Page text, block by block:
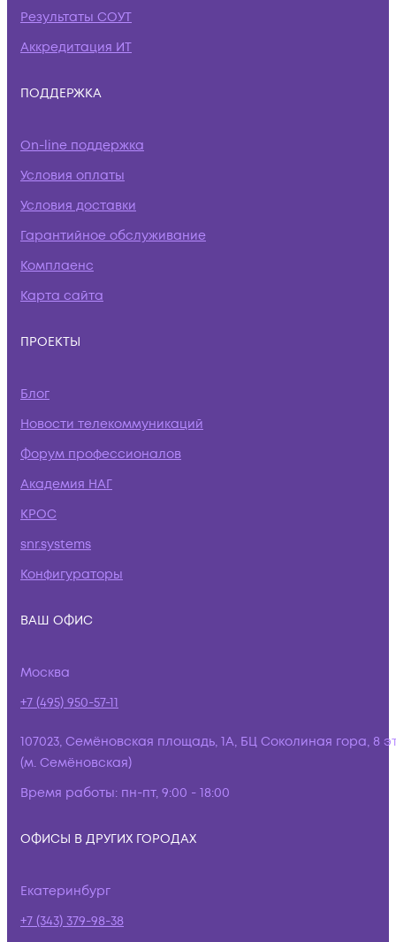
Результаты СОУТ
Аккредитация ИТ
ПОДДЕРЖКА
On-line поддержка
Условия оплаты
Условия доставки
Гарантийное обслуживание
Комплаенс
Карта сайта
ПРОЕКТЫ
Блог
Новости телекоммуникаций
Форум профессионалов
Академия НАГ
КРОС
snr.systems
Конфигураторы
ВАШ ОФИС
Москва
+7 (495) 950-57-11
107023, Семёновская площадь, 1А, БЦ Соколиная гора, 8
(м. Семёновская)
Время работы: пн-пт, 9:00 - 18:00
ОФИСЫ В ДРУГИХ ГОРОДАХ
Екатеринбург
+7 (343) 379-98-38